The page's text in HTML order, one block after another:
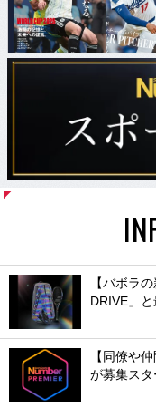
【バボラ
DRIVE」
【同僚や
が募集スタ